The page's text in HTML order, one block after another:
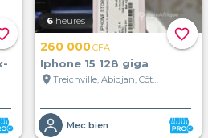
favorite_border
6 heures
260 000CFA
Iphone 15 128 giga
location_on
Treichville, Abidjan, Côte d'Ivoire
Mec bien